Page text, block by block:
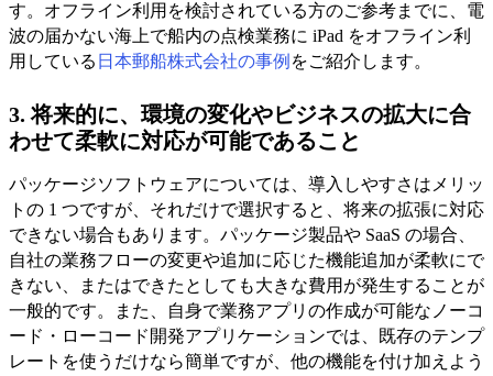
す。オフライン利用を検討されている方のご参考までに、電
波の届かない海上で船内の点検業務に iPad をオフライン利
用している 日本郵船株式会社の事例 をご紹介します。
3. 将来的に、環境の変化やビジネスの拡大に合
わせて柔軟に対応が可能であること
パッケージソフトウェアについては、導入しやすさはメリッ
トの 1 つですが、それだけで選択すると、将来の拡張に対応
できない場合もあります。パッケージ製品や SaaS の場合、
自社の業務フローの変更や追加に応じた機能追加が柔軟にで
きない、またはできたとしても大きな費用が発生することが
一般的です。また、自身で業務アプリの作成が可能なノーコ
ード・ローコード開発アプリケーションでは、既存のテンプ
レートを使うだけなら簡単ですが、他の機能を付け加えよう